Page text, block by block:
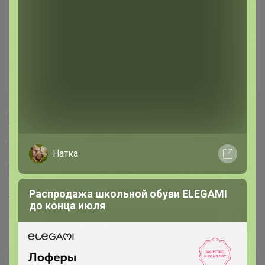
Другие СП организатора Бонифаций
Торговые марки
Torrefacto™
Натка
Распродажа школьной обуви ELEGAMI
до конца июля